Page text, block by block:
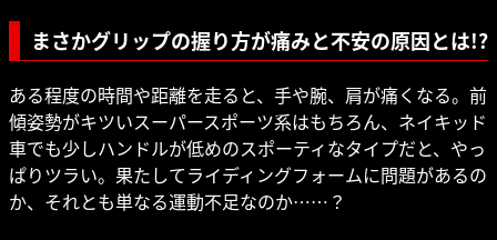
まさかグリップの握り方が痛みと不安の原因とは!?
ある程度の時間や距離を走ると、手や腕、肩が痛くなる。前
傾姿勢がキツいスーパースポーツ系はもちろん、ネイキッド
車でも少しハンドルが低めのスポーティなタイプだと、やっ
ぱりツラい。果たしてライディングフォームに問題があるの
か、それとも単なる運動不足なのか……？